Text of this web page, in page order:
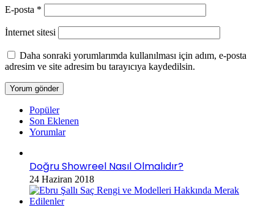
E-posta *
İnternet sitesi
Daha sonraki yorumlarımda kullanılması için adım, e-posta
adresim ve site adresim bu tarayıcıya kaydedilsin.
Popüler
Son Eklenen
Yorumlar
Doğru Showreel Nasıl Olmalıdır?
24 Haziran 2018